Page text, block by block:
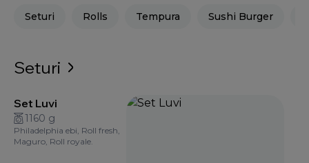
Seturi Rolls Tempura Sushi Burger
Seturi
Set Luvi
1160 g
Philadelphia ebi, Roll fresh,
Maguro, Roll royale.